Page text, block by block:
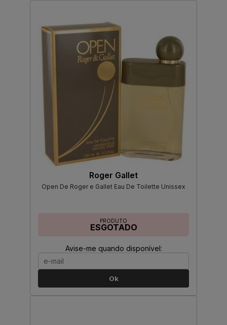
Roger Gallet
Open De Roger e Gallet Eau De Toilette Unissex
PRODUTO
ESGOTADO
Avise-me quando disponível:
Ok